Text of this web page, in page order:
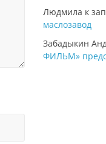
Людмила к
маслозавод
Забадыкин
ФИЛЬМ»